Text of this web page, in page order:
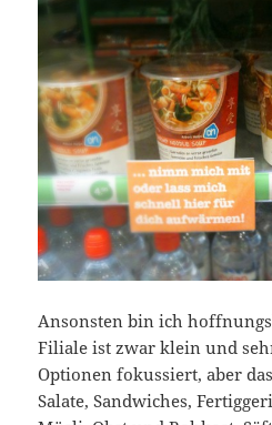
Ansonsten bin ich
Filiale ist zwar klein und
Optionen fokussiert, aber
Salate, Sandwiches,